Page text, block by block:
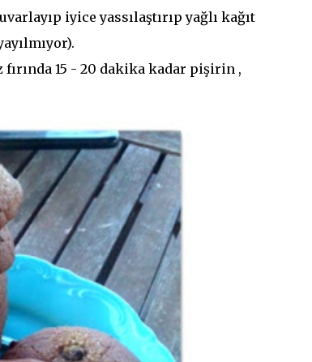
iyice yassılaştırıp yağlı kağıt
fırında 15 - 20 dakika kadar pişirin ,